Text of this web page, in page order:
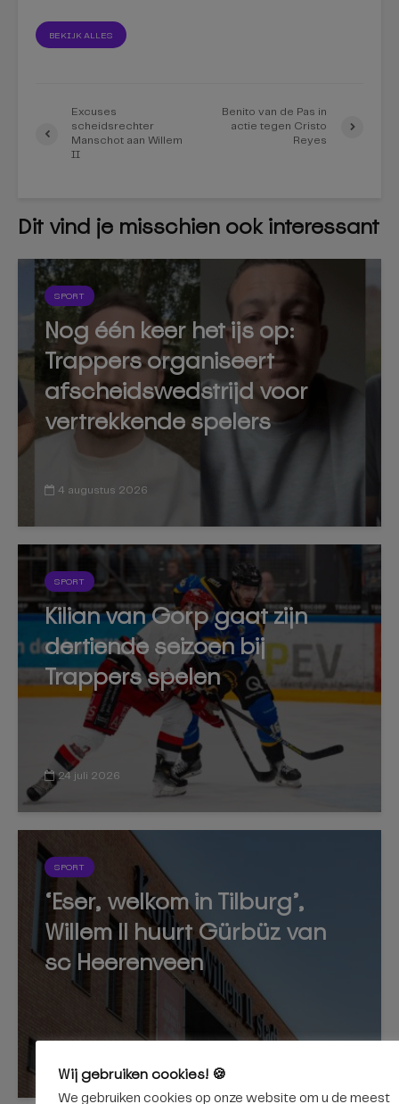
BEKIJK ALLES
Excuses
scheidsrechter
Manschot aan Willem
II
Benito van de Pas in
actie tegen Cristo
Reyes
Dit vind je misschien ook interessant
SPORT
Nog één keer het ijs op:
Trappers organiseert
afscheidswedstrijd voor
vertrekkende spelers
4 augustus 2026
SPORT
Kilian van Gorp gaat zijn
dertiende seizoen bij
Trappers spelen
24 juli 2026
SPORT
‘Eser, welkom in Tilburg’,
Willem II huurt Gürbüz van
sc Heerenveen
Wij gebruiken cookies! 🍪
We gebruiken cookies op onze website om u de meest